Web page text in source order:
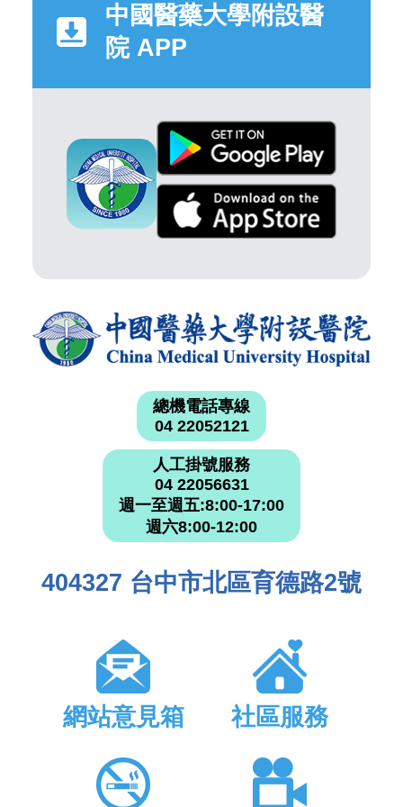
中國醫藥大學附設醫
院 APP
總機電話專線
04 22052121
人工掛號服務
04 22056631
週一至週五:8:00-17:00
週六8:00-12:00
404327 台中市北區育德路2號
網站意見箱 社區服務